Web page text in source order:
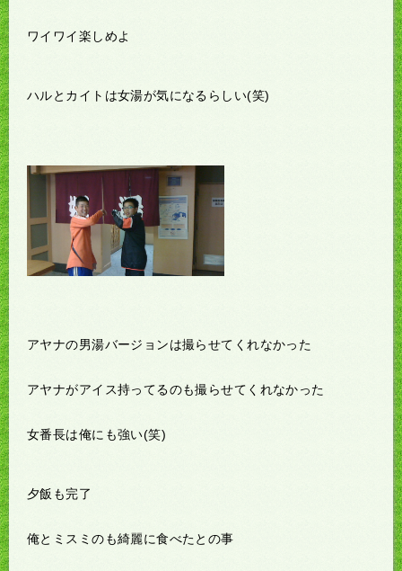
ワイワイ楽しめよ
ハルとカイトは女湯が気になるらしい(笑)
アヤナの男湯バージョンは撮らせてくれなかった
アヤナがアイス持ってるのも撮らせてくれなかった
女番長は俺にも強い(笑)
夕飯も完了
俺とミスミのも綺麗に食べたとの事